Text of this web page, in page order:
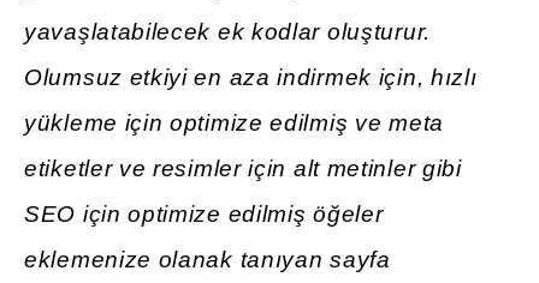
yavaşlatabilecek ek kodlar oluşturur.
Olumsuz etkiyi en aza indirmek için, hızlı
yükleme için optimize edilmiş ve meta
etiketler ve resimler için alt metinler gibi
SEO için optimize edilmiş öğeler
eklemenize olanak tanıyan sayfa